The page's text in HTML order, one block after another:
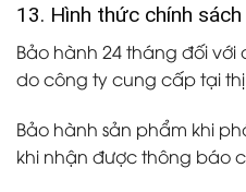
13. Hình thức chính sách
Bảo hành 24 tháng đối
do công ty cung cấp tại
Bảo hành sản phẩm khi
khi nhận được thông báo